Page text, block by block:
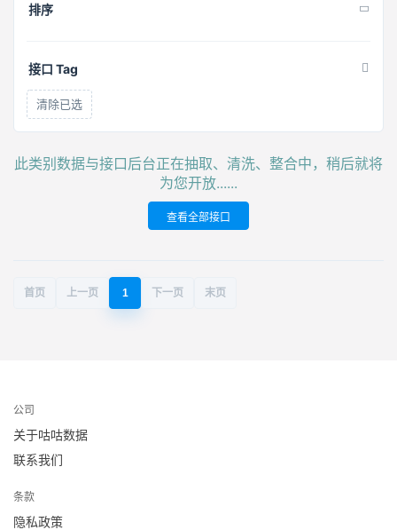
排序
接口 Tag
清除已选
此类别数据与接口后台正在抽取、清洗、整合中，稍后就将
为您开放......
查看全部接口
首页 上一页 1 下一页 末页
公司
关于咕咕数据
联系我们
条款
隐私政策